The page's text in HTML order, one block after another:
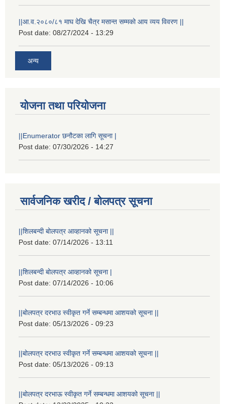
||आ.व.२०८०/८१ माघ देखि चैत्र मसान्त सम्मको आय व्यय विवरण ||
Post date: 08/27/2024 - 13:29
अन्य
योजना तथा परियोजना
||Enumerator छनौटका लागि सूचना |
Post date: 07/30/2026 - 14:27
सार्वजनिक खरीद / बोलपत्र सूचना
||शिलबन्दी बोलपत्र आव्हानको सूचना ||
Post date: 07/14/2026 - 13:11
||शिलबन्दी बोलपत्र आव्हानको सूचना |
Post date: 07/14/2026 - 10:06
||बोलपत्र दरभाउ स्वीकृत गर्ने सम्बन्धमा आशयको सूचना ||
Post date: 05/13/2026 - 09:23
||बोलपत्र दरभाउ स्वीकृत गर्ने सम्बन्धमा आशयको सूचना ||
Post date: 05/13/2026 - 09:13
||बोलपत्र दरभाऊ स्वीकृत गर्ने सम्बन्धमा आशयको सूचना ||